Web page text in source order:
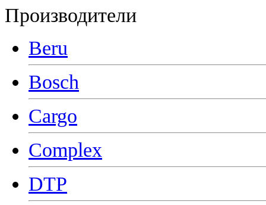
Производители
Beru
Bosch
Cargo
Complex
DTP